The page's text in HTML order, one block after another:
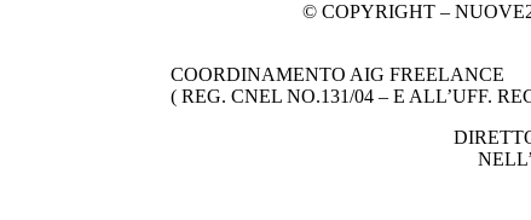
© COPYRIGHT –
COORDINAMENTO AIG FREELANCE
( REG. CNEL NO.131/04 – E ALL’UFF.